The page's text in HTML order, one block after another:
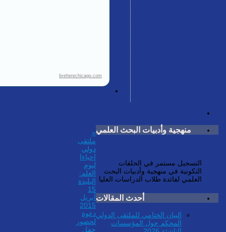
«
ملتقى
دولي
احياءا
ليوم
العلم:
البليدة
15
أبريل
2015
دعوة
لحضور
حفل
liveherechicago.com
منهجية وأدبيات البحث العلمي
التكونية في منهجية وأدبيات البحث
العلمي لفائدة طلاب الدراسات العليا
. للاستفسار:
secretariat@unscin.org
أحدث المقالات
البيان الختامي للملتقى الدولي
المحكم حول المؤسسات